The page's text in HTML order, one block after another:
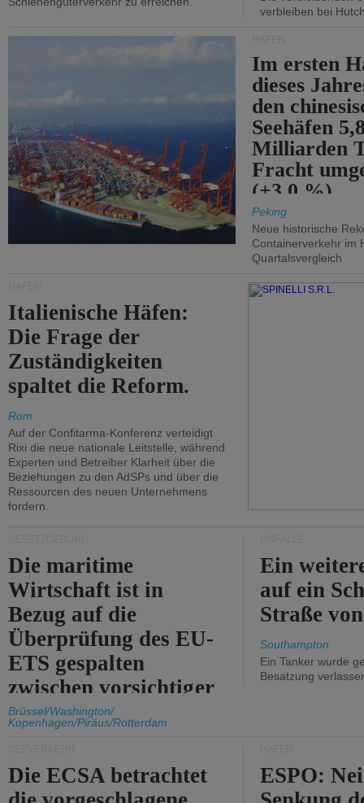
verbleiben bei
Im ersten
dieses
den
Seehäfen
Milliarden
Fracht
(+3,0 %).
Peking
Neue historische
Containerverkehr im
Quartalsvergleich
Italienische Häfen:
Die Frage der
Zuständigkeiten
spaltet die Reform.
Rom
Auf der Confitarma-Konferenz verteidigt
Rixi die neue nationale Leitstelle, während
Experten und Betreiber Klarheit über die
Beziehungen zu den AdSPs und über die
Ressourcen des neuen Unternehmens
fordern.
Die maritime
Wirtschaft ist in
Bezug auf die
Überprüfung des EU-
ETS gespalten
zwischen vorsichtiger
Unterstützung und
Kritik.
Brüssel/Washington/
Kopenhagen/Piräus/Rotterdam
Ein
auf ein
Straße
Southampton
Ein Tanker wurde
Besatzung
Die ECSA betrachtet
ESPO: